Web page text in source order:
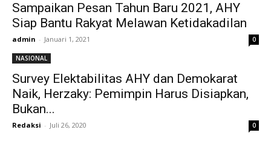
Sampaikan Pesan Tahun Baru 2021, AHY
Siap Bantu Rakyat Melawan Ketidakadilan
admin - Januari 1, 2021 0
NASIONAL
Survey Elektabilitas AHY dan Demokarat
Naik, Herzaky: Pemimpin Harus Disiapkan,
Bukan...
Redaksi - Juli 26, 2020 0